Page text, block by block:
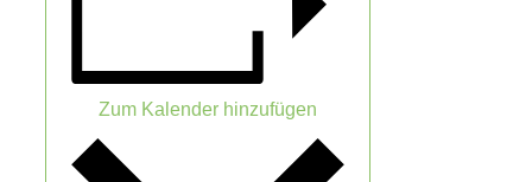
Zum Kalender hinzufügen